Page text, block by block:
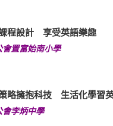
程設計 享受英語樂趣
會置富始南小學
略擁抱科技 生活化學習
會李炳中學